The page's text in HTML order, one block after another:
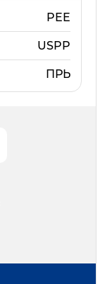
PEE
USPP
ПРЬ